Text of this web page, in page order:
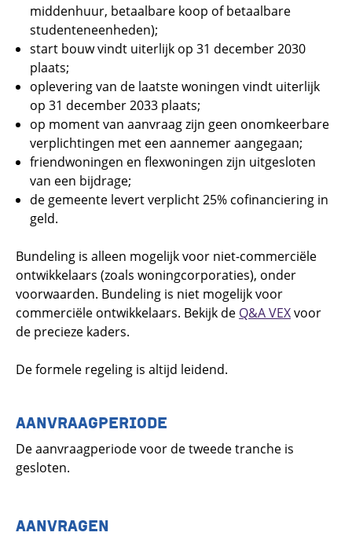
middenhuur, betaalbare koop of betaalbare
studenteneenheden);
start bouw vindt uiterlijk op 31 december 2030
plaats;
oplevering van de laatste woningen vindt uiterlijk
op 31 december 2033 plaats;
op moment van aanvraag zijn geen onomkeerbare
verplichtingen met een aannemer aangegaan;
friendwoningen en flexwoningen zijn uitgesloten
van een bijdrage;
de gemeente levert verplicht 25% cofinanciering in
geld.
Bundeling is alleen mogelijk voor niet-commerciële
ontwikkelaars (zoals woningcorporaties), onder
voorwaarden. Bundeling is niet mogelijk voor
commerciële ontwikkelaars. Bekijk de Q&A VEXvoor
de precieze kaders.
De formele regeling is altijd leidend.
AANVRAAGPERIODE
De aanvraagperiode voor de tweede tranche is
gesloten.
AANVRAGEN